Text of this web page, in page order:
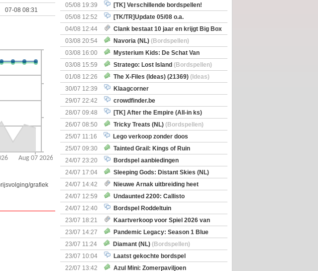
07-08 08:31
grafiek
Nemesis Retaliation, Zombicide Invader)
05/08 19:39
[TK] Verschillende bordspellen!
05/08 12:52
[TK/TR]Update 05/08 o.a.
Prijsverlagingen, Imperium Horizons, 20 Strong
04/08 12:44
Clank bestaat 10 jaar en krijgt Big Box
+ nieuwe uitbreiding
03/08 20:54 Navoria (NL) (Bordspellen)
03/08 16:00
Mysterium Kids: De Schat Van
Kapitein Boe
(Bordspellen)
03/08 15:59 Stratego: Lost Island (Bordspellen)
01/08 12:26
The X-Files (Ideas) (21369) (Ideas)
30/07 12:39
Klaagcorner
29/07 22:42
crowdfinder.be
28/07 09:48
[TK] After the Empire (All-in ks)
26/07 08:50
Tricky Treats (NL) (Bordspellen)
25/07 11:16
Lego verkoop zonder doos
25/07 09:30
Tainted Grail: Kings of Ruin
Uitbreiding: Wyrd Encounters(Bordspellen)
24/07 23:20
Bordspel aanbiedingen
24/07 17:04
Sleeping Gods: Distant Skies (NL)
(Bordspellen)
24/07 14:42
Nieuwe Arnak uitbreiding heet
Surprise Shipments
24/07 12:59
Undaunted 2200: Callisto
(Bordspellen)
24/07 12:40
Bordspel Roddeltuin
23/07 18:21
Kaartverkoop voor Spiel 2026 van
start
23/07 14:27
Pandemic Legacy: Season 1 Blue
(Bordspellen)
23/07 11:24 Diamant (NL) (Bordspellen)
23/07 10:04
Laatst gekochte bordspel
22/07 13:42
Azul Mini: Zomerpaviljoen